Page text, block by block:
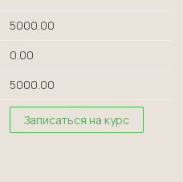
5000.00
0.00
5000.00
Записаться на курс